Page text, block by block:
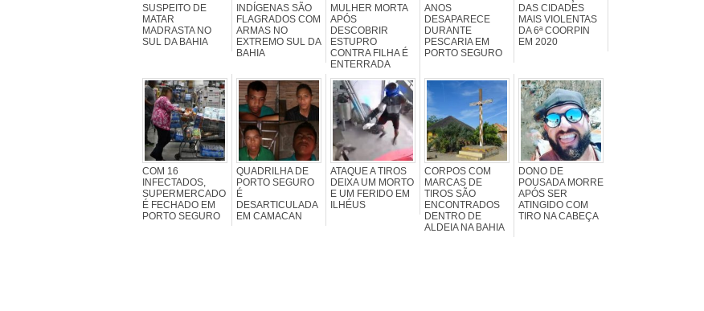
SUSPEITO DE
MATAR
MADRASTA NO
SUL DA BAHIA
INDÍGENAS SÃO
FLAGRADOS COM
ARMAS NO
EXTREMO SUL DA
BAHIA
MULHER MORTA
APÓS
DESCOBRIR
ESTUPRO
CONTRA FILHA É
ENTERRADA
ANOS
DESAPARECE
DURANTE
PESCARIA EM
PORTO SEGURO
DAS CIDADES
MAIS VIOLENTAS
DA 6ª COORPIN
EM 2020
COM 16
INFECTADOS,
SUPERMERCADO
É FECHADO EM
PORTO SEGURO
QUADRILHA DE
PORTO SEGURO
É
DESARTICULADA
EM CAMACAN
ATAQUE A TIROS
DEIXA UM MORTO
E UM FERIDO EM
ILHÉUS
CORPOS COM
MARCAS DE
TIROS SÃO
ENCONTRADOS
DENTRO DE
ALDEIA NA BAHIA
DONO DE
POUSADA MORRE
APÓS SER
ATINGIDO COM
TIRO NA CABEÇA